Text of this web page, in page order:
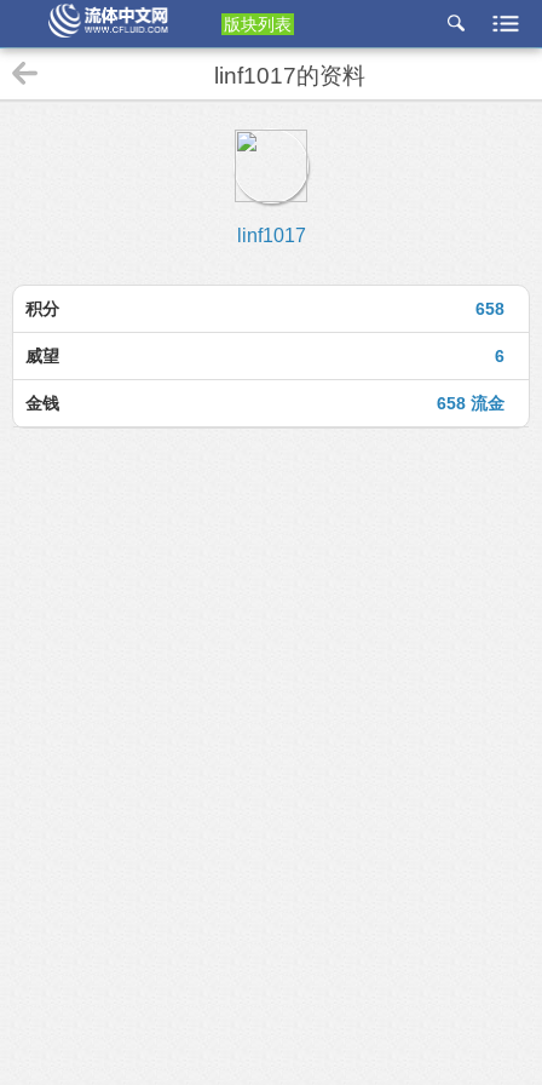
版块列表
etu
linf1017的资料
linf1017
658
积分
6
威望
658 流金
金钱